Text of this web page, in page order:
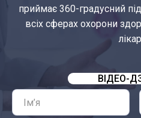
приймає 360-градусний
всіх сферах охорони
ВІДЕО-